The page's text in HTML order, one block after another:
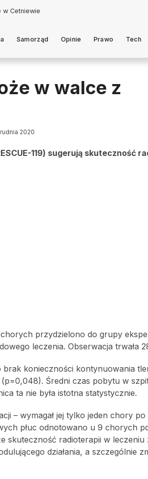
Samorząd Opinie Prawo Tech
w walce z
2020
119) sugerują skuteczność
przydzielono do grupy
leczenia. Obserwacja trwała
konieczności kontynuowania
Średni czas pobytu w
ta nie była istotna statystycznie.
– wymagał jej tylko jeden chory
płuc odnotowano u 9 chorych
radioterapii w leczeniu
działania, a szczególnie